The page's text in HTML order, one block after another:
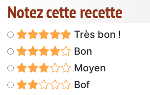
Notez cette recette
Très bon !
Bon
Moyen
Bof